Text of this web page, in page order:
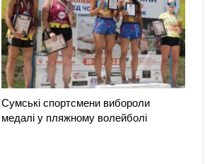
Сумські спортсмени вибороли
медалі у пляжному волейболі